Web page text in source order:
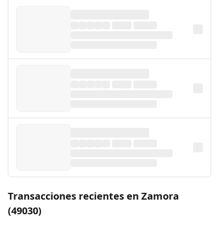
Transacciones recientes en Zamora
(49030)